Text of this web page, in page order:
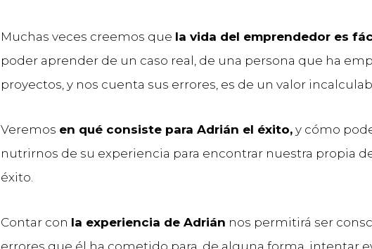
Muchas veces creemos que la vida del emprendedor es
poder aprender de un caso real, de una persona que ha
proyectos, y nos cuenta sus errores, es de un valor
Veremos en qué consiste para Adrián el éxito, y cómo
nutrirnos de su experiencia para encontrar nuestra propia
éxito.
Contar con la experiencia de Adrián nos permitirá ser